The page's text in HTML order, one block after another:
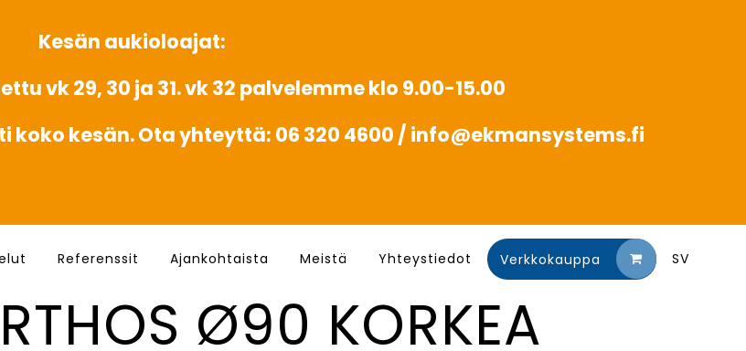
Kesän aukioloajat:
vk 29, 30 ja 31. vk 32 palvelemme klo 9.00-15.00
kesän. Ota yhteyttä: 06 320 4600 / info@ekmansystems.fi
Referenssit Ajankohtaista Meistä Yhteystiedot Verkkokauppa SV
Ø90 KORKEA